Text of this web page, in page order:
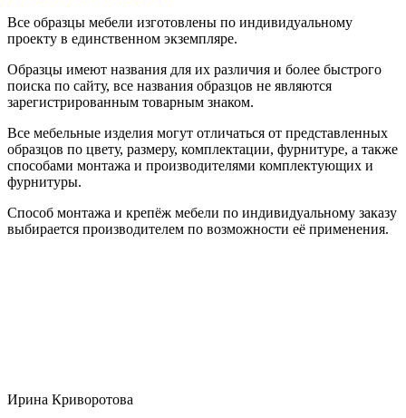
Все образцы мебели изготовлены по индивидуальному
проекту в единственном экземпляре.
Образцы имеют названия для их различия и более быстрого
поиска по сайту, все названия образцов не являются
зарегистрированным товарным знаком.
Все мебельные изделия могут отличаться от представленных
образцов по цвету, размеру, комплектации, фурнитуре, а также
способами монтажа и производителями комплектующих и
фурнитуры.
Способ монтажа и крепёж мебели по индивидуальному заказу
выбирается производителем по возможности её применения.
Ирина Криворотова